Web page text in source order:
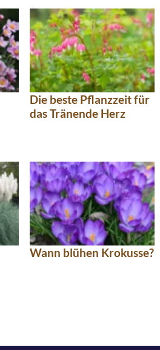
Die beste Pflanzzeit für
das Tränende Herz
Wann blühen Krokusse?